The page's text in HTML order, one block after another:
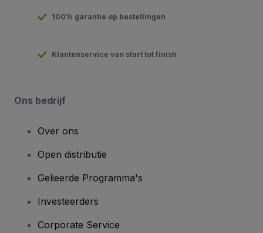
100% garantie op bestellingen
Klantenservice van start tot finish
Ons bedrijf
Over ons
Open distributie
Gelieerde Programma's
Investeerders
Corporate Service